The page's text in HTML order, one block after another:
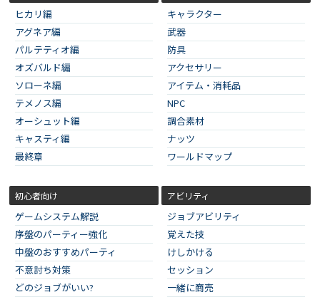
ヒカリ編
アグネア編
パルテティオ編
オズバルド編
ソローネ編
テメノス編
オーシュット編
キャスティ編
最終章
キャラクター
武器
防具
アクセサリー
アイテム・消耗品
NPC
調合素材
ナッツ
ワールドマップ
初心者向け
ゲームシステム解説
序盤のパーティー強化
中盤のおすすめパーティ
不意討ち対策
どのジョブがいい?
アビリティ
ジョブアビリティ
覚えた技
けしかける
セッション
一緒に商売